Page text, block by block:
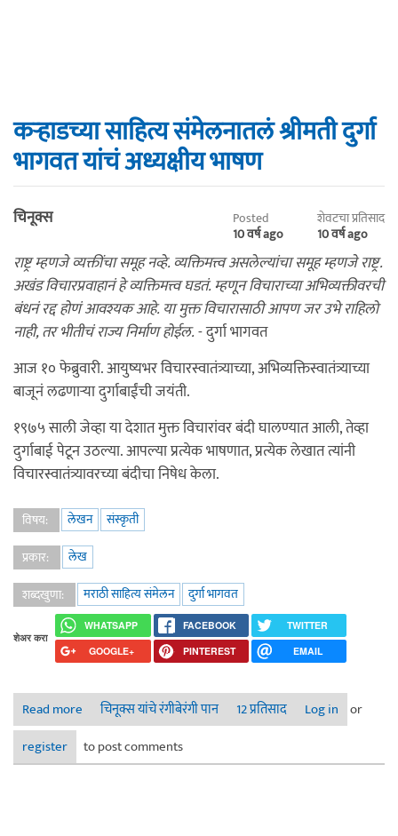
कर्‍हाडच्या साहित्य संमेलनातलं श्रीमती दुर्गा
भागवत यांचं अध्यक्षीय भाषण
चिनूक्स Posted
10 वर्ष ago
शेवटचा प्रतिसाद
10 वर्ष ago
राष्ट्र म्हणजे व्यक्तींचा समूह नव्हे. व्यक्तिमत्त्व असलेल्यांचा समूह म्हणजे राष्ट्र.
अखंड विचारप्रवाहानं हे व्यक्तिमत्त्व घडतं. म्हणून विचाराच्या अभिव्यक्तीवरची
बंधनं रद्द होणं आवश्यक आहे. या मुक्त विचारासाठी आपण जर उभे राहिलो
नाही, तर भीतीचं राज्य निर्माण होईल.- दुर्गा भागवत
आज १० फेब्रुवारी. आयुष्यभर विचारस्वातंत्र्याच्या, अभिव्यक्तिस्वातंत्र्याच्या
बाजूनं लढणार्‍या दुर्गाबाईंची जयंती.
१९७५ साली जेव्हा या देशात मुक्त विचारांवर बंदी घालण्यात आली, तेव्हा
दुर्गाबाई पेटून उठल्या. आपल्या प्रत्येक भाषणात, प्रत्येक लेखात त्यांनी
विचारस्वातंत्र्यावरच्या बंदीचा निषेध केला.
विषय: लेखन
संस्कृती
प्रकार:
लेख
शब्दखुणा:
मराठी साहित्य संमेलन दुर्गा भागवत
शेअर करा
WHATSAPP FACEBOOK
TWITTER
GOOGLE+
PINTEREST EMAIL
Read more
about कर्‍हाडच्या साहित्य संमेलनातलं श्रीमती दुर्गा भागवत यांचं
अध्यक्षीय भाषण
चिनूक्स यांचे रंगीबेरंगी पान 12 प्रतिसाद Log in or
register
to post comments